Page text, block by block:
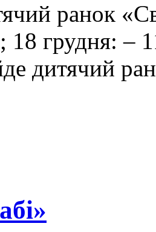
ранок
18 грудня: –
дитячий